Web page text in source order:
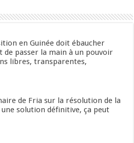
en Guinée doit ébaucher
de passer la main à un pouvoir
libres, transparentes,
de Fria sur la résolution de la
une solution définitive, ça peut